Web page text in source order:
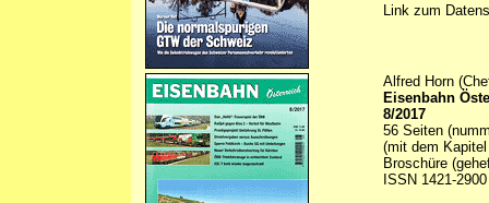
Link zum
Alfred Horn
Eisenbahn
8/2017
56 Seiten
(mit dem
Broschüre
ISSN 1421-2900